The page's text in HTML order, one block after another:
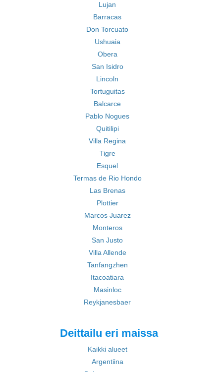
Lujan
Barracas
Don Torcuato
Ushuaia
Obera
San Isidro
Lincoln
Tortuguitas
Balcarce
Pablo Nogues
Quitilipi
Villa Regina
Tigre
Esquel
Termas de Rio Hondo
Las Brenas
Plottier
Marcos Juarez
Monteros
San Justo
Villa Allende
Tanfangzhen
Itacoatiara
Masinloc
Reykjanesbaer
Deittailu eri maissa
Kaikki alueet
Argentiina